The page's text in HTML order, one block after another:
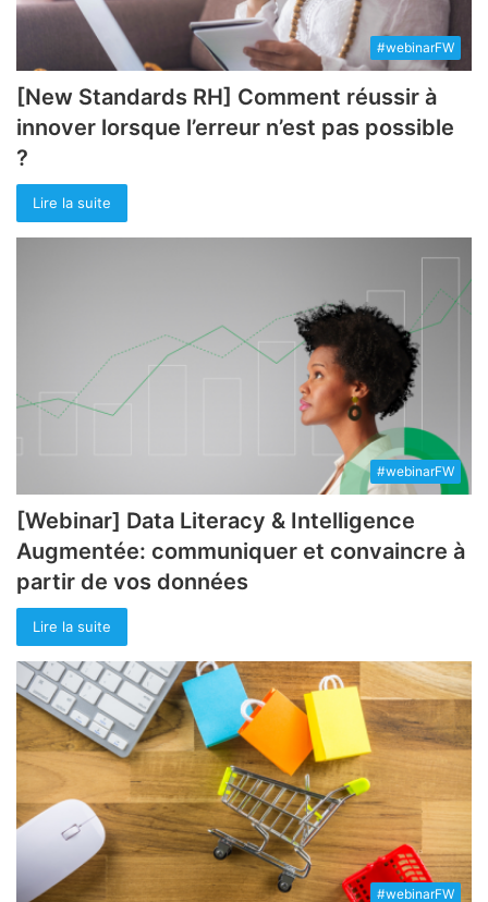
#webinarFW
[New Standards RH] Comment réussir à
innover lorsque l’erreur n’est pas possible
?
Lire la suite
#webinarFW
[Webinar] Data Literacy & Intelligence
Augmentée: communiquer et convaincre à
partir de vos données
Lire la suite
#webinarFW